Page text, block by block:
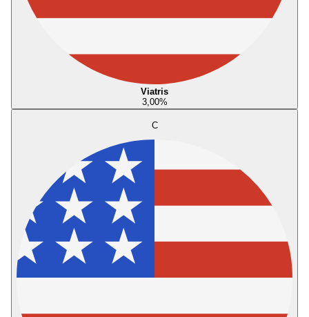
Viatris
3,00%
C